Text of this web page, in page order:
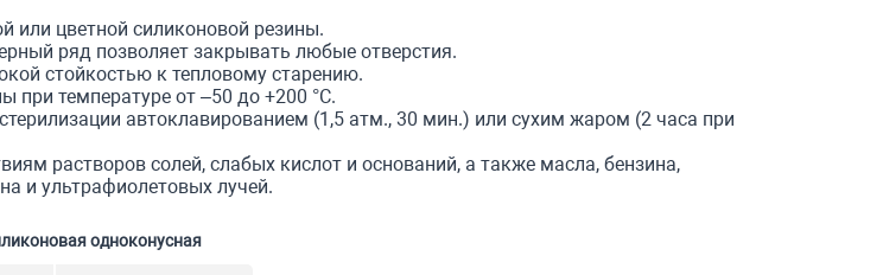
или цветной силиконовой резины.
ряд позволяет закрывать любые отверстия.
стойкостью к тепловому старению.
при температуре от –50 до +200 °С.
автоклавированием (1,5 атм., 30 мин.) или сухим жаром (2 часа при
растворов солей, слабых кислот и оснований, а также масла, бензина,
и ультрафиолетовых лучей.
одноконусная